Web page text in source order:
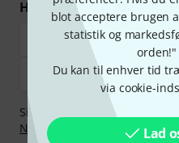
blot acceptere brugen
statistik og
orden!"
Du kan til enhver tid
via cookie-
Lad
Handl og betal sikkert
Sikker betaling med
Nu
Klarna betaling i rater